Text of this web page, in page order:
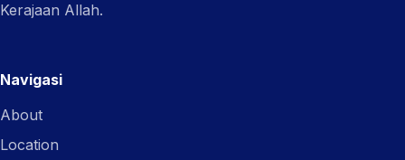
Kerajaan Allah.
Navigasi
About
Location